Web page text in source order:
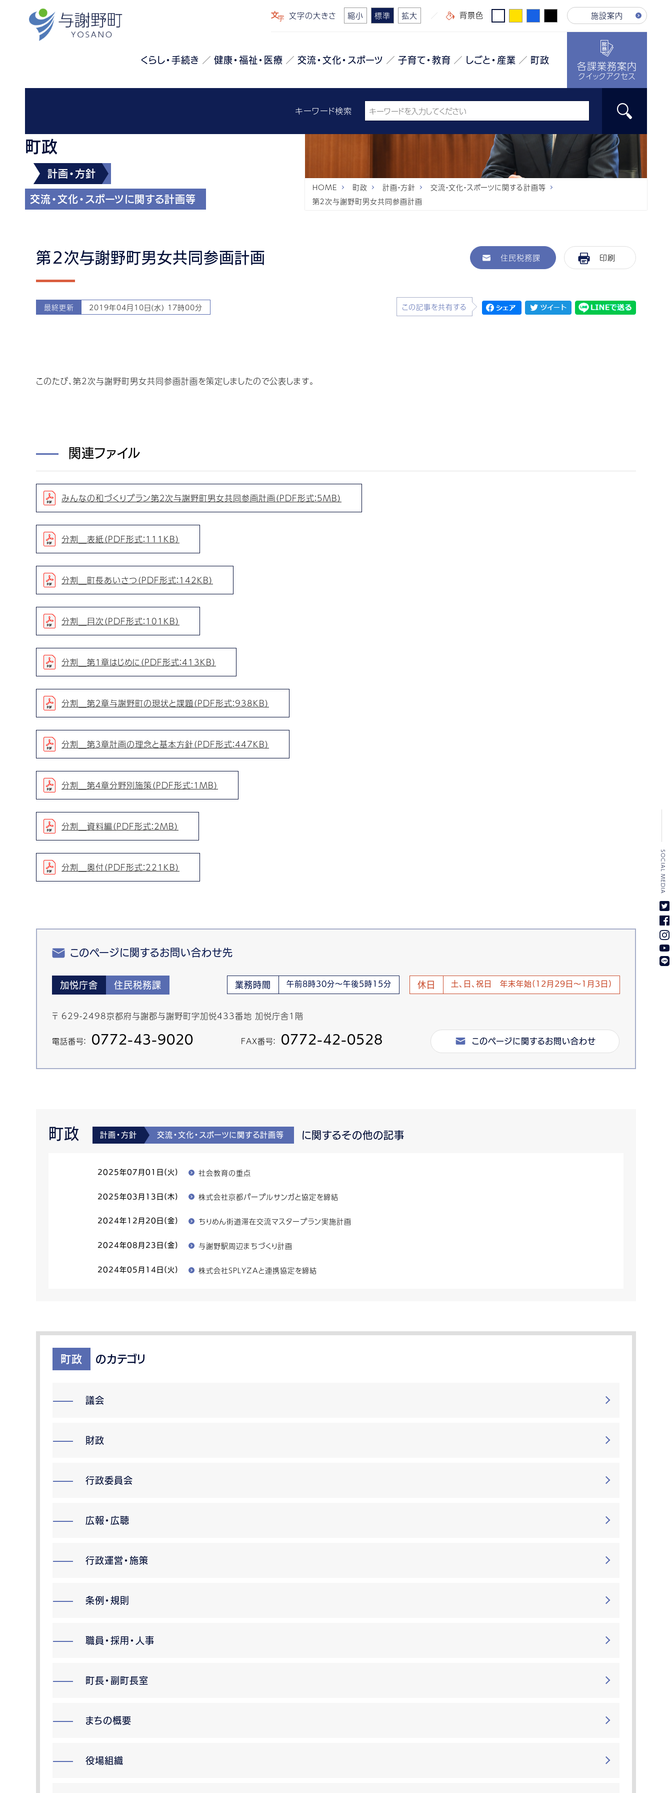
文字の大きさ 縮小 標準 拡大 背景色 施設案内
くらし・手続き 健康・福祉・医療 交流・文化・スポーツ 子育て・教育 しごと・産業 町政 各課業務案内
クイックアクセス
キーワード検索
町政
計画・方針
交流・文化・スポーツに関する計画等
HOME 町政 計画・方針
交流・文化・スポーツに関する計画等
第２次与謝野町男女共同参画計画
第２次与謝野町男女共同参画計画 住民税務課 印刷
最終更新 2019年04月10日(水) 17時00分 この記事を共有する
このたび、第2次与謝野町男女共同参画計画を策定しましたので公表します。
関連ファイル
みんなの和づくりプラン第２次与謝野町男女共同参画計画（PDF形式：5MB）
分割＿表紙（PDF形式：111KB）
分割＿町長あいさつ（PDF形式：142KB）
分割＿目次（PDF形式：101KB）
分割＿第１章はじめに（PDF形式：413KB）
分割＿第２章与謝野町の現状と課題（PDF形式：938KB）
分割＿第３章計画の理念と基本方針（PDF形式：447KB）
分割＿第４章分野別施策（PDF形式：1MB）
分割＿資料編（PDF形式：2MB）
分割＿奥付（PDF形式：221KB）
このページに関するお問い合わせ先
加悦庁舎 住民税務課 業務時間 午前8時30分～午後5時15分 休日 土、日、祝日 年末年始(12月29日～1月3日)
〒 629-2498京都府与謝郡与謝野町字加悦433番地 加悦庁舎1階
電話番号： 0772-43-9020 FAX番号： 0772-42-0528 このページに関するお問い合わせ
町政 計画・方針 交流・文化・スポーツに関する計画等 に関するその他の記事
2025年07月01日(火) 社会教育の重点
2025年03月13日(木) 株式会社京都パープルサンガと協定を締結
2024年12月20日(金) ちりめん街道滞在交流マスタープラン実施計画
2024年08月23日(金) 与謝野駅周辺まちづくり計画
2024年05月14日(火) 株式会社SPLYZAと連携協定を締結
町政 のカテゴリ
議会
財政
行政委員会
広報・広聴
行政運営・施策
条例・規則
職員・採用・人事
町長・副町長室
まちの概要
役場組織
SOCIAL MEDIA